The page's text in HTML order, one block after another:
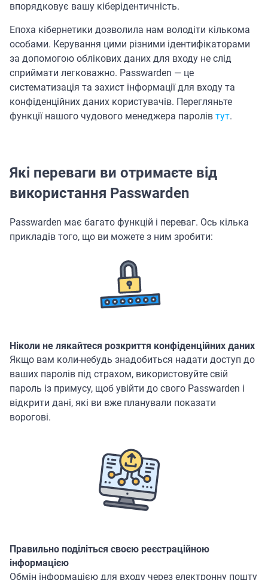
впорядковує вашу кіберідентичність.
Епоха кібернетики дозволила нам володіти кількома
особами. Керування цими різними ідентифікаторами
за допомогою облікових даних для входу не слід
сприймати легковажно. Passwarden — це
систематизація та захист інформації для входу та
конфіденційних даних користувачів. Перегляньте
функції нашого чудового менеджера паролів тут.
Які переваги ви отримаєте від
використання Passwarden
Passwarden має багато функцій і переваг. Ось кілька
прикладів того, що ви можете з ним зробити:
Ніколи не лякайтеся розкриття конфіденційних даних
Якщо вам коли-небудь знадобиться надати доступ до
ваших паролів під страхом, використовуйте свій
пароль із примусу, щоб увійти до свого Passwarden і
відкрити дані, які ви вже планували показати
ворогові.
Правильно поділіться своєю реєстраційною
інформацією
Обмін інформацією для входу через електронну пошту